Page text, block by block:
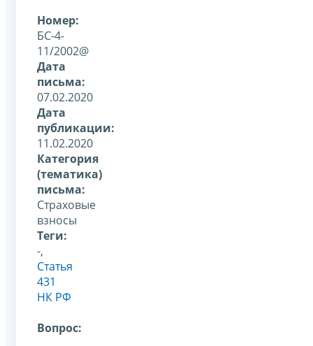
Номер:
БС-4-
11/2002@
Дата
письма:
07.02.2020
Дата
публикации:
11.02.2020
Категория
(тематика)
письма:
Страховые
взносы
Теги:
-,
Статья
431
НК РФ
Вопрос: